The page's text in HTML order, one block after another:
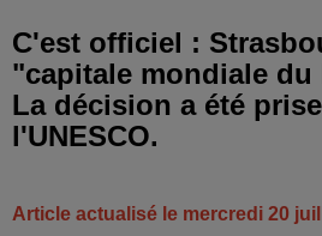
C'est officiel :
"capitale mondiale du
La décision a été
l'UNESCO.
Article actualisé le mercredi 20